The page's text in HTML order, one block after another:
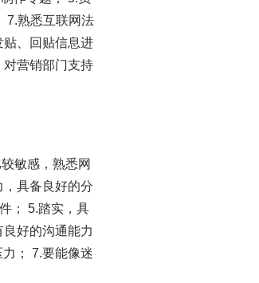
7.熟悉互联网法
、回贴信息进
营销部门支持
敏感，熟悉网
具备良好的分
； 5.踏实，具
好的沟通能力
； 7.要能像迷